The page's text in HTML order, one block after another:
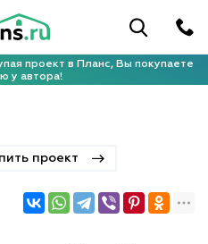
проект в Планс, Вы покупаете
у автора!
проект